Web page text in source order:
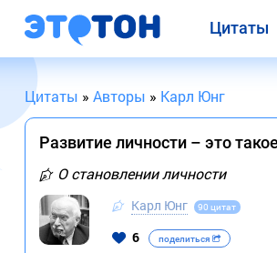
Цитаты
Цитаты » Авторы » Карл Юнг
Развитие личности – это
О становлении личности
Карл Юнг 90 цитат
6 поделиться